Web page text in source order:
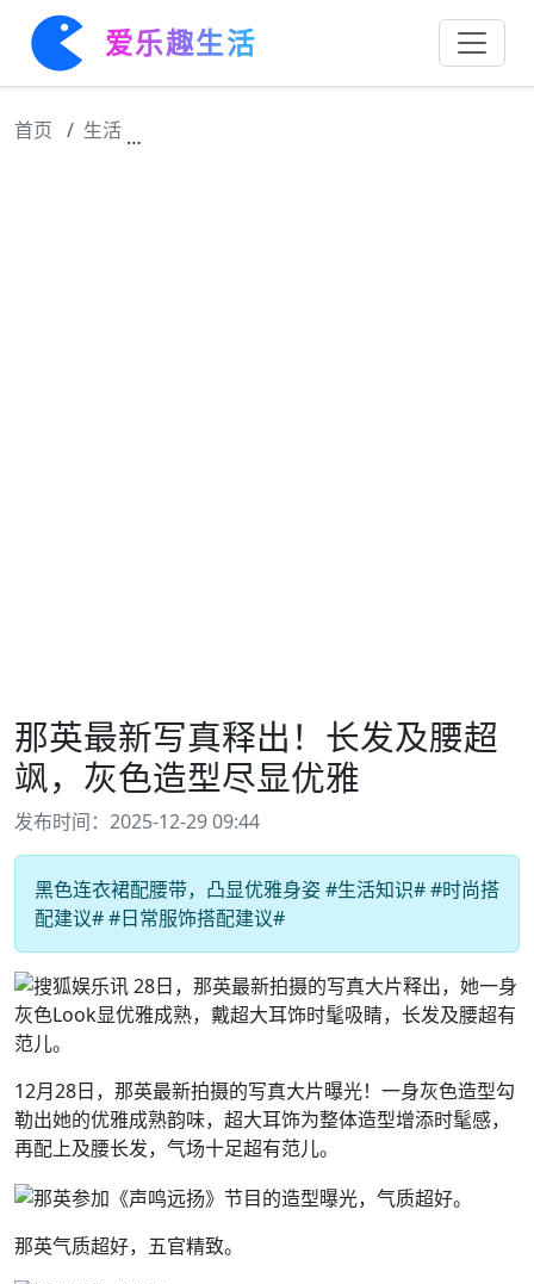
爱乐趣生活
首页 生活
那英最新写真释出！长发及腰超
飒，灰色造型尽显优雅
发布时间：2025-12-29 09:44
黑色连衣裙配腰带，凸显优雅身姿 #生活知识# #时尚搭
配建议# #日常服饰搭配建议#
12月28日，那英最新拍摄的写真大片曝光！一身灰色造型勾
勒出她的优雅成熟韵味，超大耳饰为整体造型增添时髦感，
再配上及腰长发，气场十足超有范儿。
那英气质超好，五官精致。